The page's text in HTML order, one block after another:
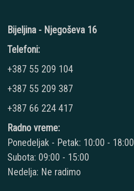
Bijeljina - Njegoševa 16
Telefoni:
+387 55 209 104
+387 55 209 387
+387 66 224 417
Radno vreme:
Ponedeljak - Petak: 10:00 - 18:00
Subota: 09:00 - 15:00
Nedelja: Ne radimo